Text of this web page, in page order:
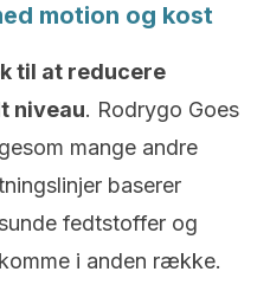
motion og kost
til at reducere
niveau. Rodrygo Goes
mange andre
baserer
fedtstoffer og
i anden række.